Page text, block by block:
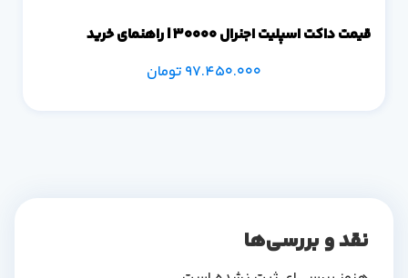
قیمت داکت اسپلیت اجنرال 30000 | راهنمای خرید
97.450.000تومان
نقد و بررسی‌ها